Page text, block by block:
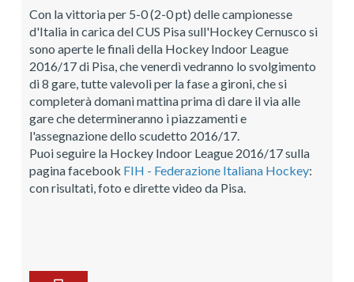
Con la vittoria per 5-0 (2-0 pt) delle campionesse
d'Italia in carica del CUS Pisa sull'Hockey Cernusco si
sono aperte le finali della Hockey Indoor League
2016/17 di Pisa, che venerdì vedranno lo svolgimento
di 8 gare, tutte valevoli per la fase a gironi, che si
completerà domani mattina prima di dare il via alle
gare che determineranno i piazzamenti e
l'assegnazione dello scudetto 2016/17.
Puoi seguire la Hockey Indoor League 2016/17 sulla
pagina facebook FIH - Federazione Italiana Hockey:
con risultati, foto e dirette video da Pisa.